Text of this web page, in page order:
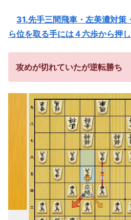
31.先手三間飛車・左美濃対策
ら位を取る手には４六歩から押
攻めが切れていたが逆転勝ち